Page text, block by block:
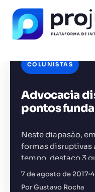
COLUNISTAS
Advocacia
pontos
Neste diapasão,
formas disruptivas
tempo, destaco 3
paradigma novo
Gestão,
7 de agosto de 2017
Por Gustavo Rocha
FERRAMENTA
CONTEÚDO